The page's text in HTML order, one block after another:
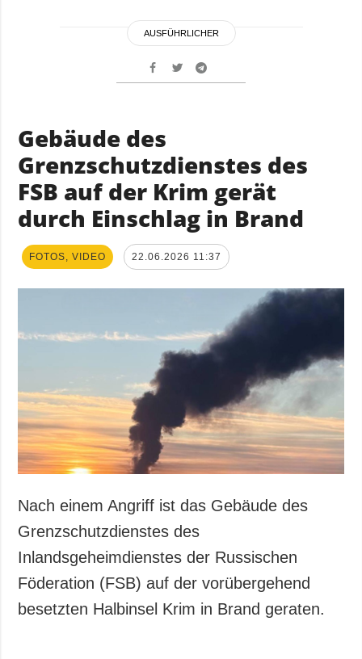
AUSFÜHRLICHER
Gebäude des
Grenzschutzdienstes des
FSB auf der Krim gerät
durch Einschlag in Brand
FOTOS, VIDEO 22.06.2026 11:37
Nach einem Angriff ist das Gebäude des
Grenzschutzdienstes des
Inlandsgeheimdienstes der Russischen
Föderation (FSB) auf der vorübergehend
besetzten Halbinsel Krim in Brand geraten.